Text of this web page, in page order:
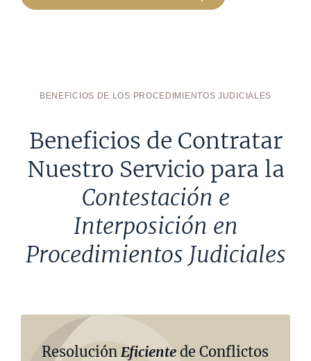
BENEFICIOS DE LOS PROCEDIMIENTOS JUDICIALES
Beneficios de Contratar
Nuestro Servicio para la
Contestación e
Interposición en
Procedimientos Judiciales
Resolución Eficiente de Conflictos